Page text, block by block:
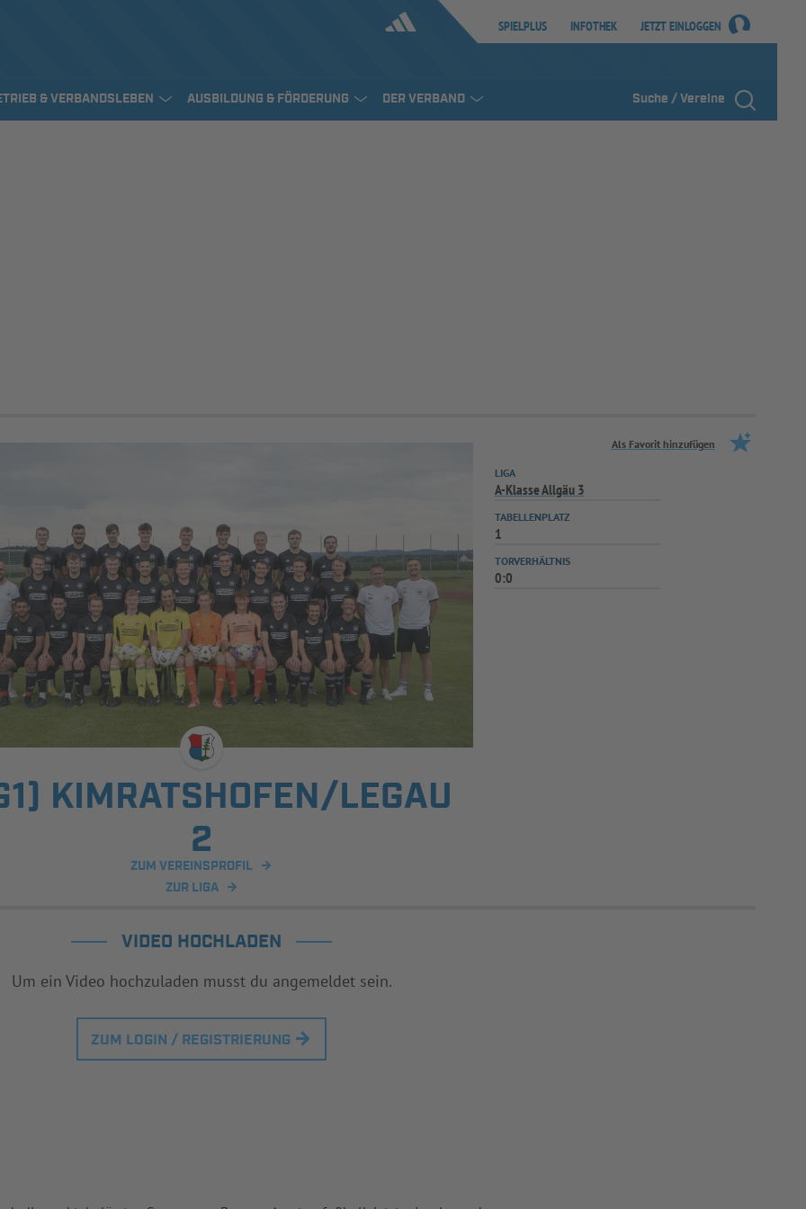
SPIELPLUS INFOTHEK JETZT EINLOGGEN
& VERBANDSLEBEN AUSBILDUNG & FÖRDERUNG DER VERBAND Suche / Vereine
Als Favorit hinzufügen
KIMRATSHOFEN/LEGAU
2
ZUM VEREINSPROFIL
ZUR LIGA
LIGA
A-Klasse Allgäu 3
TABELLENPLATZ
1
TORVERHÄLTNIS
0:0
VIDEO HOCHLADEN
Um ein Video hochzuladen musst du angemeldet sein.
ZUM LOGIN / REGISTRIERUNG